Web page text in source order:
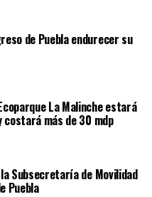
de Puebla endurecer su
La Malinche estará
más de 30 mdp
Subsecretaría de Movilidad
Puebla